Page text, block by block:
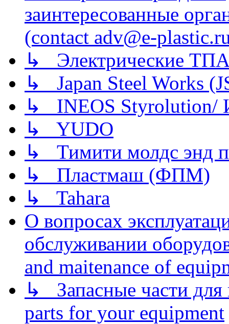
заинтересованные
(contact adv@e-
↳ Электрические
↳ Japan Steel Works
↳ INEOS
↳ YUDO
↳ Тимити молдс энд
↳ Пластмаш (ФПМ)
↳ Tahara
О вопросах
обслуживании
and maitenance of
↳ Запасные части для
parts for your equipment